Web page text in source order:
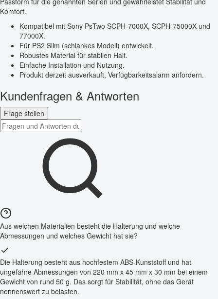
Komfort.
Kompatibel mit Sony PsTwo SCPH-7000X, SCPH-75000X und
77000X.
Für PS2 Slim (schlankes Modell) entwickelt.
Robustes Material für stabilen Halt.
Einfache Installation und Nutzung.
Produkt derzeit ausverkauft, Verfügbarkeitsalarm anfordern.
Kundenfragen & Antworten
Frage stellen
Aus welchen Materialien besteht die Halterung und welche
Abmessungen und welches Gewicht hat sie?
Die Halterung besteht aus hochfestem ABS-Kunststoff und hat
ungefähre Abmessungen von 220 mm x 45 mm x 30 mm bei einem
Gewicht von rund 50 g. Das sorgt für Stabilität, ohne das Gerät
nennenswert zu belasten.